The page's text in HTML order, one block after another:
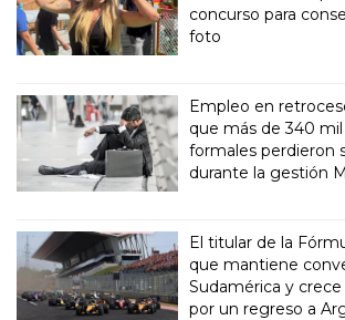
concurso para
foto
Empleo en
que más de 340
formales perdieron
durante la gestión
El titular de la
que mantiene
Sudamérica y
por un regreso a